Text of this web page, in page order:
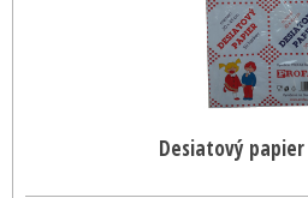
Desiatový papier